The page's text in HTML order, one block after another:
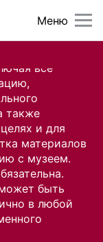
все
также
и для
материалов
с музеем.
быть
в любой
Меню